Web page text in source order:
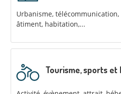
Urbanisme,
âtiment, habitation,...
Tourisme, sports et